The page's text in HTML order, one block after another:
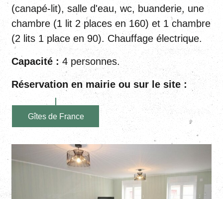
(canapé-lit), salle d'eau, wc, buanderie, une
chambre (1 lit 2 places en 160) et 1 chambre
(2 lits 1 place en 90). Chauffage électrique.
Capacité :4 personnes.
Réservation en mairie ou sur le site :
Gîtes de France